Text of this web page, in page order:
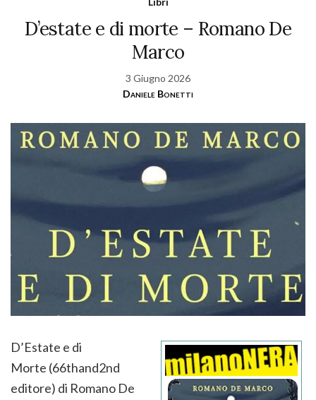
D’estate e di morte – Romano De
Marco
3 Giugno 2026
Daniele Bonetti
D’Estate e di
Morte (66thand2nd
editore) di Romano De